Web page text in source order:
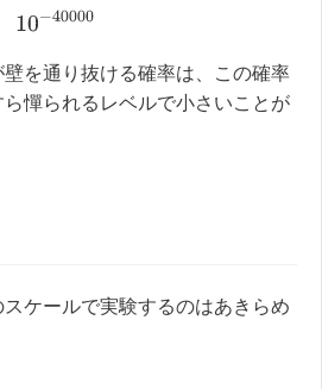
10−40000
を通り抜ける確率は、この確率
憚られるレベルで小さいことが
スケールで実験するのはあきらめ